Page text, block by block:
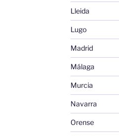
Lleida
Lugo
Madrid
Málaga
Murcia
Navarra
Orense